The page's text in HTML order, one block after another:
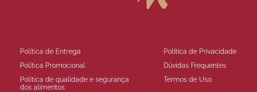
Política de Entrega
Política de Privacidade
Política Promocional
Dúvidas Frequentes
Política de qualidade e segurança
dos alimentos
Termos de Uso